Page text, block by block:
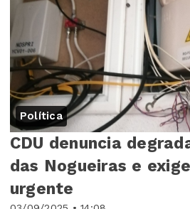
Política
CDU denuncia
das Nogueiras e
urgente